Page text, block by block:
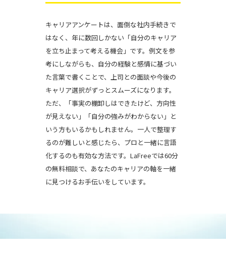
キャリアアンケートは、面倒な社内手続きで
はなく、年に数回しかない「自分のキャリア
を立ち止まって考える機会」です。例文を参
考にしながらも、自分の経験と感情に基づい
た言葉で書くことで、上司との面談や今後の
キャリア選択がずっとスムーズになります。
ただ、「事実の棚卸しはできたけど、方向性
が見えない」「自分の強みがわからない」と
いう方もいるかもしれません。一人で整理す
るのが難しいと感じたら、プロと一緒に言語
化するのも有効な方法です。LaFreeでは60分
の無料相談で、あなたのキャリアの軸を一緒
に見つけるお手伝いをしています。